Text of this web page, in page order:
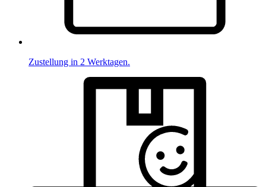
Zustellung in 2 Werktagen.